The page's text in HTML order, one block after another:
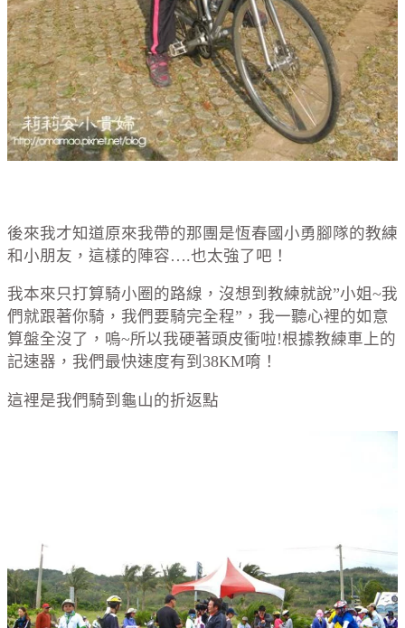
後來我才知道原來我帶的那團是恆春國小勇腳隊的教練
和小朋友，這樣的陣容….也太強了吧！
我本來只打算騎小圈的路線，沒想到教練就說”小姐~我
們就跟著你騎，我們要騎完全程”，我一聽心裡的如意
算盤全沒了，嗚~所以我硬著頭皮衝啦!根據教練車上的
記速器，我們最快速度有到38KM唷！
這裡是我們騎到龜山的折返點